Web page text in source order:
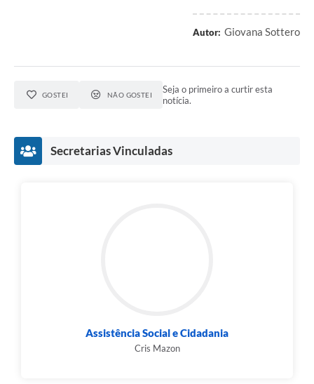
Autor: Giovana Sottero
GOSTEI NÃO GOSTEI
Seja o primeiro a curtir esta
notícia.
Secretarias Vinculadas
Assistência Social e Cidadania
Cris Mazon